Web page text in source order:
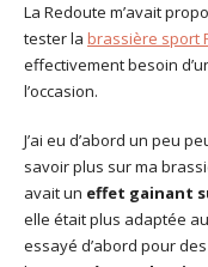
La Redoute m’avait
tester la brassière sport
effectivement besoin
l’occasion.
J’ai eu d’abord un peu
savoir plus sur ma
avait un effet gainant
elle était plus adaptée au
essayé d’abord pour